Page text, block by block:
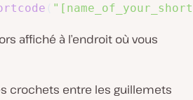
affiché à l’endroit où vous
crochets entre les guillemets